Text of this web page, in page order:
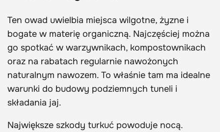
Ten owad uwielbia miejsca wilgotne, żyzne i
bogate w materię organiczną. Najczęściej można
go spotkać w warzywnikach, kompostownikach
oraz na rabatach regularnie nawożonych
naturalnym nawozem. To właśnie tam ma idealne
warunki do budowy podziemnych tuneli i
składania jaj.
Największe szkody turkuć powoduje nocą.